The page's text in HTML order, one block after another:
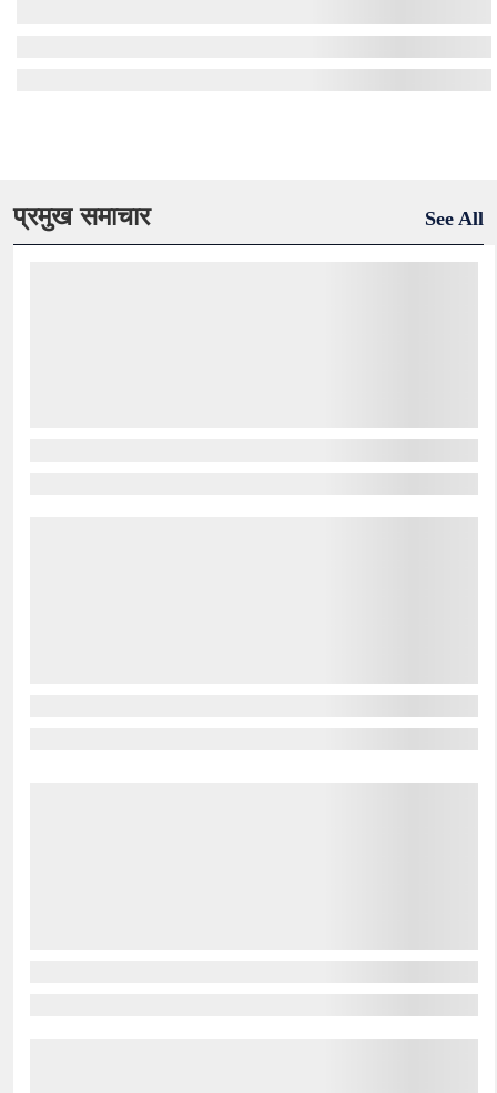
प्रमुख समाचार See All